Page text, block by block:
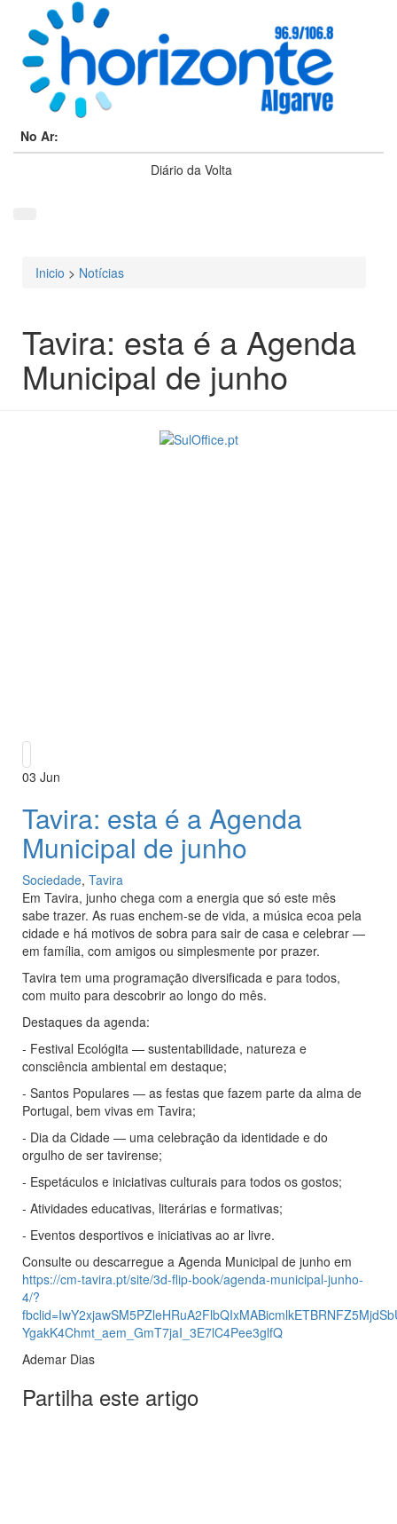
No Ar:
Diário da Volta
Está aqui
Inicio > Notícias
Tavira: esta é a Agenda
Municipal de junho
03 Jun
Tavira: esta é a Agenda
Municipal de junho
Sociedade, Tavira
Em Tavira, junho chega com a energia que só este mês
sabe trazer. As ruas enchem-se de vida, a música ecoa pela
cidade e há motivos de sobra para sair de casa e celebrar —
em família, com amigos ou simplesmente por prazer.
Tavira tem uma programação diversificada e para todos,
com muito para descobrir ao longo do mês.
Destaques da agenda:
- Festival Ecológita — sustentabilidade, natureza e
consciência ambiental em destaque;
- Santos Populares — as festas que fazem parte da alma de
Portugal, bem vivas em Tavira;
- Dia da Cidade — uma celebração da identidade e do
orgulho de ser tavirense;
- Espetáculos e iniciativas culturais para todos os gostos;
- Atividades educativas, literárias e formativas;
- Eventos desportivos e iniciativas ao ar livre.
Consulte ou descarregue a Agenda Municipal de junho em
https://cm-tavira.pt/site/3d-flip-book/agenda-municipal-junho-
4/?
YgakK4Chmt_aem_GmT7jaI_3E7lC4Pee3glfQ
Ademar Dias
Partilha este artigo